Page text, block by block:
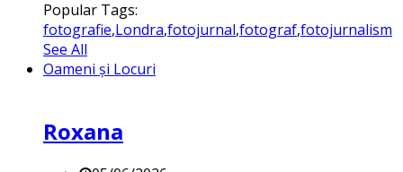
Popular Tags:
fotografie,Londra,fotojurnal,fotograf,fotojurnalism
See All
Oameni și Locuri
Roxana